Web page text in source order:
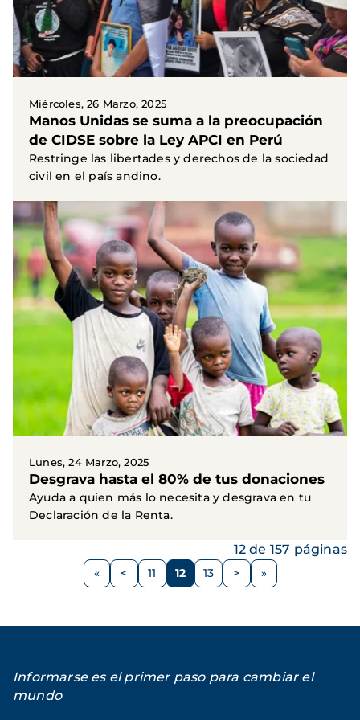
Miércoles, 26 Marzo, 2025
Manos Unidas se suma a la preocupación
de CIDSE sobre la Ley APCI en Perú
Restringe las libertades y derechos de la sociedad
civil en el país andino.
Lunes, 24 Marzo, 2025
Desgrava hasta el 80% de tus donaciones
Ayuda a quien más lo necesita y desgrava en tu
Declaración de la Renta.
Paginación
Página
< Página
11 Página
12 Página
13
Siguiente
>
12 de 157 páginas
Informarse es el primer paso para cambiar el
mundo